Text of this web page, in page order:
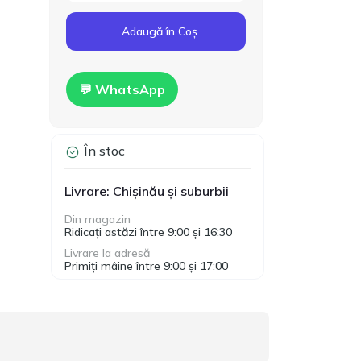
Cod produs:
Gips-carton Knauf
1200x2500x12.5mm
160.00
MDL
Adaugă în Coș
💬 WhatsApp
În stoc
Livrare: Chișinău și suburbii
Din magazin
Ridicați astăzi între 9:00 și 16:30
Livrare la adresă
Primiți mâine între 9:00 și 17:00